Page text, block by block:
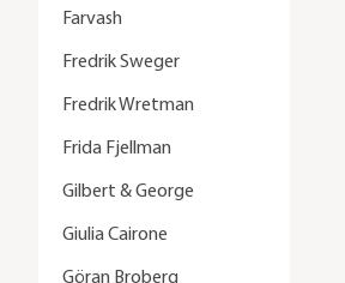
Farvash
Fredrik Sweger
Fredrik Wretman
Frida Fjellman
Gilbert & George
Giulia Cairone
Göran Broberg